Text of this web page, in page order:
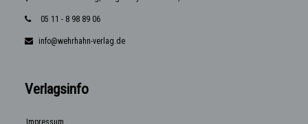
05 11 - 8 98 89 06
info@wehrhahn-verlag.de
Verlagsinfo
Impressum